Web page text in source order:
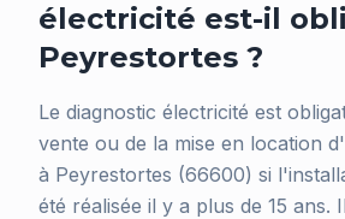
électricité est-il
Peyrestortes ?
Le diagnostic électricité est
vente ou de la mise en location
à Peyrestortes (66600) si
été réalisée il y a plus de 15 ans.